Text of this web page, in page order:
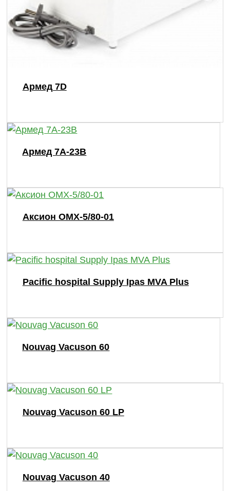
Армед 7D
Армед 7A-23B
Аксион ОМХ-5/80-01
Pacific hospital Supply Ipas MVA Plus
Nouvag Vacuson 60
Nouvag Vacuson 60 LP
Nouvag Vacuson 40